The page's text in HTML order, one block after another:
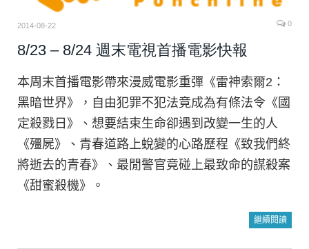
2014-08-22 0
8/23 – 8/24 週末電視首播電影快報
本周末首播電影帶來漫威電影重彈《雷神索爾2：
黑暗世界》，自由犯罪不犯法竟成為有條法令《國
定殺戮日》、想要結束生命卻遇到改變一生的人
《殭屍》、青春道路上蛻變的心路歷程《致我們終
將逝去的青春》、最閒警官竟碰上最致命的謀殺案
《甜蜜殺機》。
繼續閱讀